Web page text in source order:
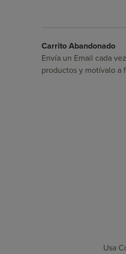
Carrito Abandonado
Envía un Email cada
productos y motívalo a
Usa